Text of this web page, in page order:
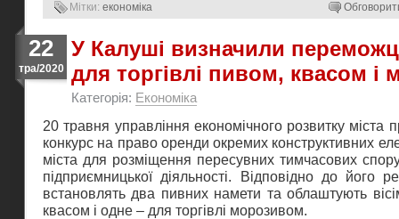
Мітки: економіка
22
тра/2020
У Калуші визначили
для торгівлі пивом, квасом і
Категорія: Економіка
20 травня управління економічного розвитку міста
конкурс на право оренди окремих конструктивних
міста для розміщення пересувних тимчасових
підприємницької діяльності. Відповідно до його
встановлять два пивних намети та облаштують
квасом і одне – для торгівлі морозивом.